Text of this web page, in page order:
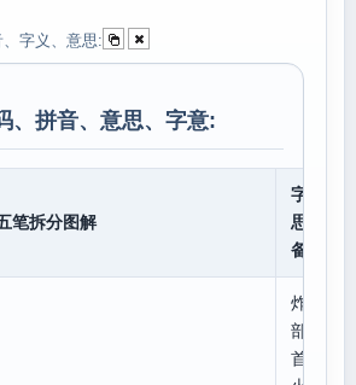
字义、意思:
、拼音、意思、字意:
笔拆分图解
字意
思、
备注
炸
部
首: